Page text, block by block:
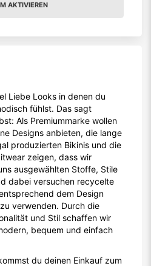
AKTIVIEREN
Liebe Looks in denen du
fühlst. Das sagt
Als Premiummarke wollen
Designs anbieten, die lange
produzierten Bikinis und die
zeigen, dass wir
ausgewählten Stoffe, Stile
dabei versuchen recycelte
dem Design
verwenden. Durch die
und Stil schaffen wir
bequem und einfach
du deinen Einkauf zum